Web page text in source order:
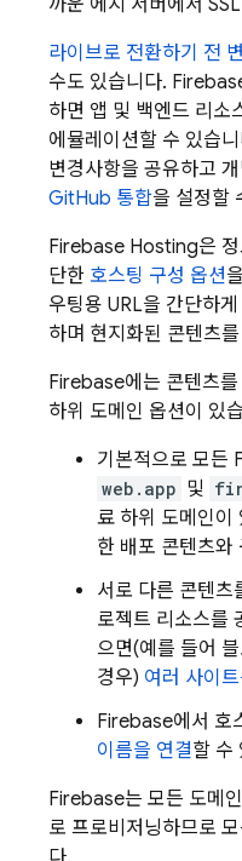
까운 에지 서버에서
라이브로 전환하기 전
수도 있습니다.
하면 앱 및 백엔드 리소
에뮬레이션할 수 있습
변경사항을 공유하고
GitHub 통합을 설정할
Firebase Hosting은
단한 호스팅 구성 옵션
우팅용 URL을 간단하
하며 현지화된 콘텐츠
Firebase에는 콘텐츠
하위 도메인 옵션이 있
기본적으로 모든
web.app 및
료 하위 도메인이
한 배포 콘텐츠와
서로 다른 콘텐
로젝트 리소스를
으면(예를 들어
경우) 여러 사이
Firebase에서 호
이름을 연결할 수
Firebase는 모든 도메
로 프로비저닝하므로